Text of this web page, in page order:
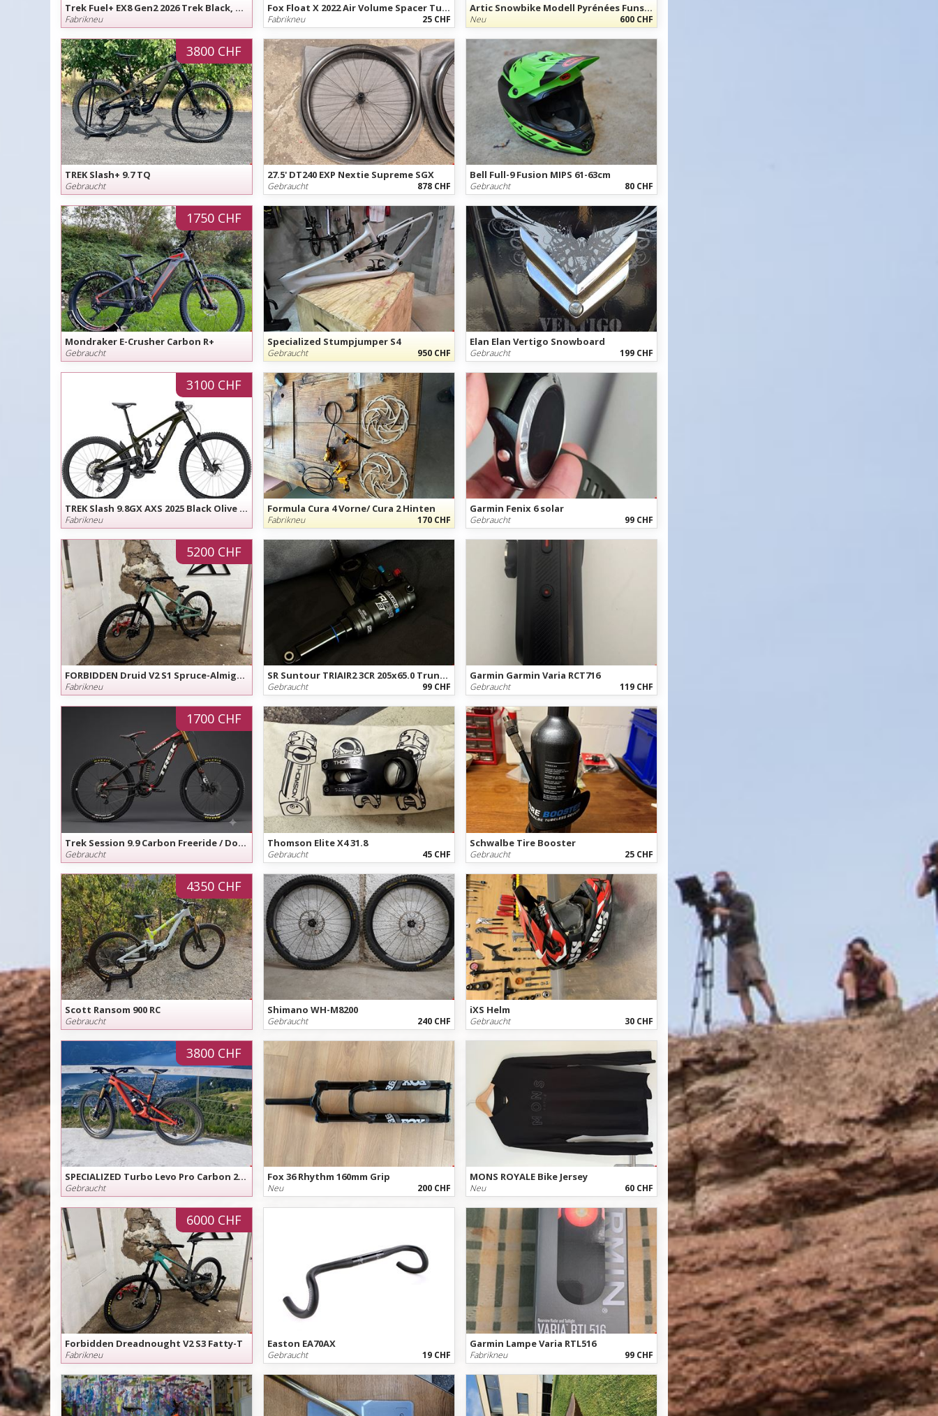
Trek Fuel+ EX8 Gen2 2026 Trek Black, Grösse L, M, August Angebot
Fabrikneu
3800 CHF
TREK Slash+ 9.7 TQ
Gebraucht
1750 CHF
Mondraker E-Crusher Carbon R+
Gebraucht
3100 CHF
TREK Slash 9.8GX AXS 2025 Black Olive Grösse L, UVP 7999.- Angebot gültig bis 15. August
Fabrikneu
5200 CHF
FORBIDDEN Druid V2 S1 Spruce-Almigthy
Fabrikneu
1700 CHF
Trek Session 9.9 Carbon Freeride / Downhillbike Session 9.9 Carbon - nur 14.5 kg - Grösse S
Gebraucht
4350 CHF
Scott Ransom 900 RC
Gebraucht
3800 CHF
SPECIALIZED Turbo Levo Pro Carbon 2024
Gebraucht
6000 CHF
Forbidden Dreadnought V2 S3 Fatty-T
Fabrikneu
Fox Float X 2022 Air Volume Spacer Tuning Kit
Fabrikneu 25 CHF
27.5' DT240 EXP Nextie Supreme SGX
Gebraucht 878 CHF
Specialized Stumpjumper S4
Gebraucht 950 CHF
Formula Cura 4 Vorne/ Cura 2 Hinten
Fabrikneu 170 CHF
SR Suntour TRIAIR2 3CR 205x65.0 Trunnion
Gebraucht 99 CHF
Thomson Elite X4 31.8
Gebraucht 45 CHF
Shimano WH-M8200
Gebraucht 240 CHF
Fox 36 Rhythm 160mm Grip
Neu 200 CHF
Easton EA70AX
Gebraucht 19 CHF
Artic Snowbike Modell Pyrénées Funsport mobil
Neu 600 CHF
Bell Full-9 Fusion MIPS 61-63cm
Gebraucht 80 CHF
Elan Elan Vertigo Snowboard
Gebraucht 199 CHF
Garmin Fenix 6 solar
Gebraucht 99 CHF
Garmin Garmin Varia RCT716
Gebraucht 119 CHF
Schwalbe Tire Booster
Gebraucht 25 CHF
iXS Helm
Gebraucht 30 CHF
MONS ROYALE Bike Jersey
Neu 60 CHF
Garmin Lampe Varia RTL516
Fabrikneu 99 CHF